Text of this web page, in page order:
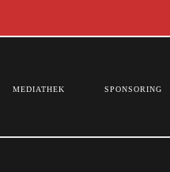
MEDIATHEK SPONSORING